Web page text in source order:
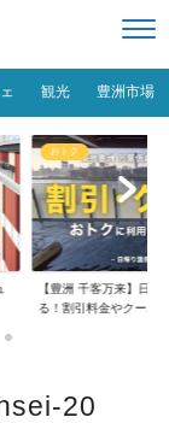
観光 豊洲市場
おトク
【豊洲 千客万来】日帰
る！割引料金やクーポ...
20